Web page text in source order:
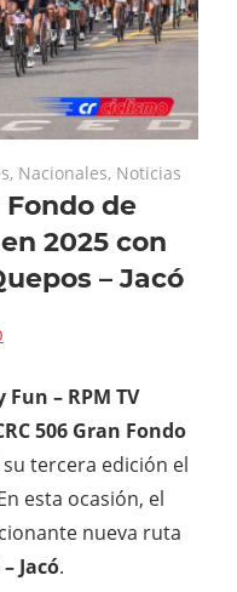
, Nacionales, Noticias
Fondo de
2025 con
– Jacó
– RPM TV
506 Gran Fondo
tercera edición el
esta ocasión, el
nueva ruta
Jacó.